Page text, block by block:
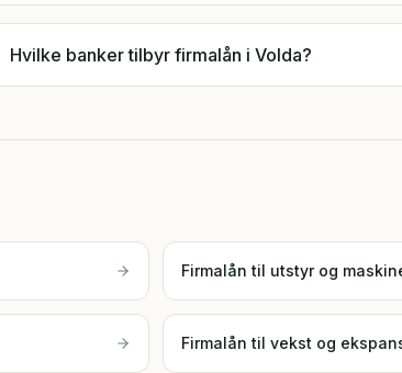
Hvilke banker tilbyr firmalån i Volda?
Firmalån til utstyr og
Firmalån til vekst og